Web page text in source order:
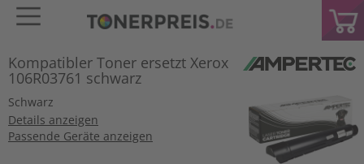
Kompatibler Toner ersetzt Xerox
106R03761 schwarz
Schwarz
Details anzeigen
Passende Geräte anzeigen